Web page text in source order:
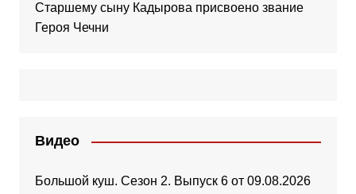
Старшему сыну Кадырова присвоено звание
Героя Чечни
Видео
Большой куш. Сезон 2. Выпуск 6 от 09.08.2026